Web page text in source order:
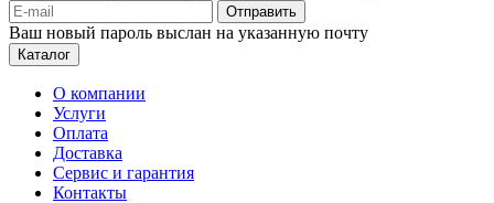
Отправить
Ваш новый пароль выслан на указанную почту
Каталог
О компании
Услуги
Оплата
Доставка
Сервис и гарантия
Контакты